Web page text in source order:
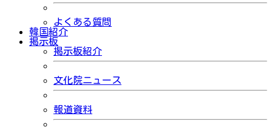
よくある質問
韓国紹介
掲示板
掲示板紹介
文化院ニュース
報道資料